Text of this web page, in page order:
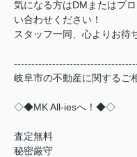
気になる方はDMまたはプ
い合わせください！
スタッフ一同、心よりお待
岐阜市の不動産に関するご
◇◆MK All-iesへ！◆◇
査定無料
秘密厳守